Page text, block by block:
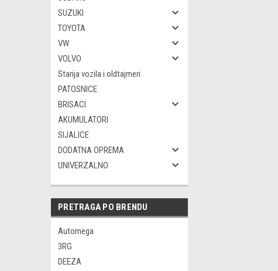
SUZUKI
TOYOTA
VW
VOLVO
Starija vozila i oldtajmeri
PATOSNICE
BRISACI
AKUMULATORI
SIJALICE
DODATNA OPREMA
UNIVERZALNO
PRETRAGA PO BRENDU
Automega
3RG
DEEZA